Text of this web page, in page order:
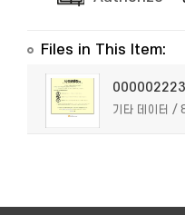
Files in This Item:
기타 데이터 /